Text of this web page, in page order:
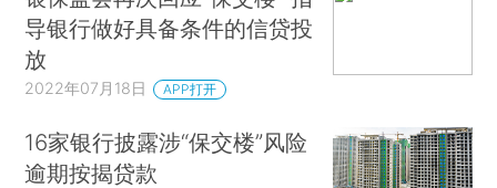
导银行做好具备条件的信贷投
放
2022年07月18日 APP打开
16家银行披露涉“保交楼”风险
逾期按揭贷款